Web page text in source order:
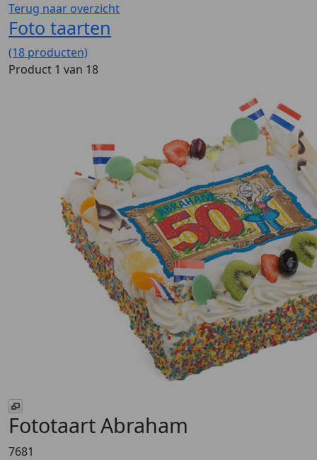
Terug naar overzicht
Foto taarten
(18 producten)
Product 1 van 18
Fototaart Abraham
7681